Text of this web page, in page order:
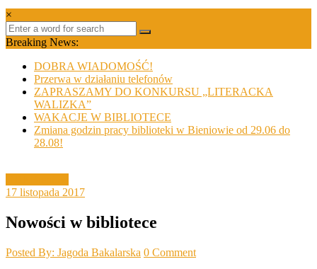
×
Breaking News:
DOBRA WIADOMOŚĆ!
Przerwa w działaniu telefonów
ZAPRASZAMY DO KONKURSU „LITERACKA
WALIZKA”
WAKACJE W BIBLIOTECE
Zmiana godzin pracy biblioteki w Bieniowie od 29.06 do
28.08!
17 listopada 2017
Nowości w bibliotece
Posted By: Jagoda Bakalarska 0 Comment